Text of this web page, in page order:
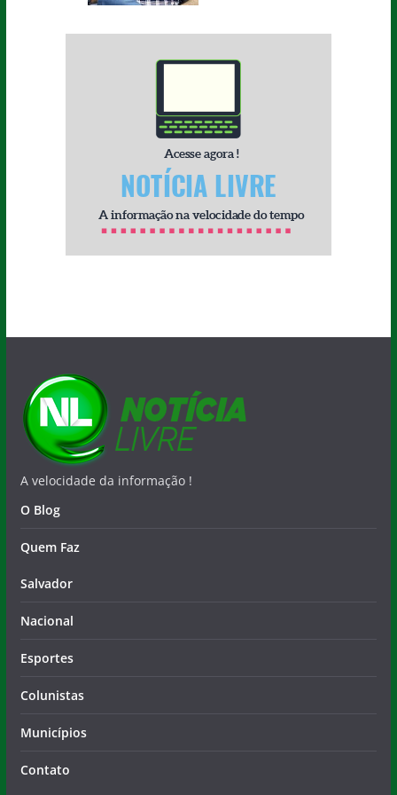
A velocidade da informação !
O Blog
Quem Faz
Salvador
Nacional
Esportes
Colunistas
Municípios
Contato